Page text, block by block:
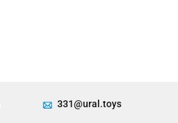
331@ural.toys